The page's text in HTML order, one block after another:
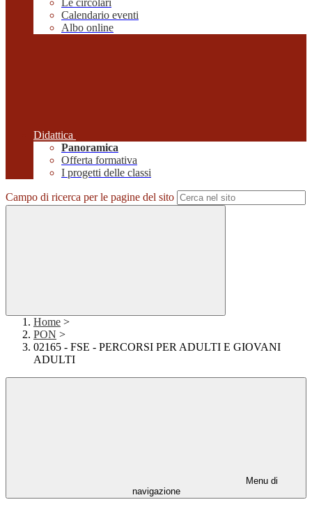
Le circolari
Calendario eventi
Albo online
Didattica
Panoramica
Offerta formativa
I progetti delle classi
Campo di ricerca per le pagine del sito
Home >
PON >
02165 - FSE - PERCORSI PER ADULTI E GIOVANI
ADULTI
Menu di
navigazione